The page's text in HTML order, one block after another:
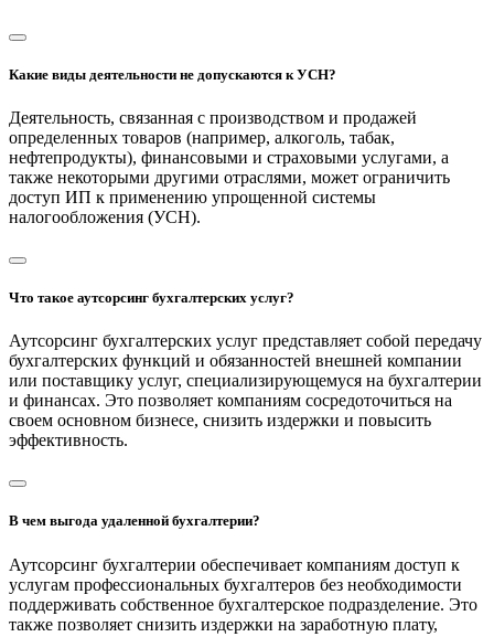
Какие виды деятельности не допускаются к УСН?
Деятельность, связанная с производством и продажей
определенных товаров (например, алкоголь, табак,
нефтепродукты), финансовыми и страховыми услугами, а
также некоторыми другими отраслями, может ограничить
доступ ИП к применению упрощенной системы
налогообложения (УСН).
Что такое аутсорсинг бухгалтерских услуг?
Аутсорсинг бухгалтерских услуг представляет собой передачу
бухгалтерских функций и обязанностей внешней компании
или поставщику услуг, специализирующемуся на бухгалтерии
и финансах. Это позволяет компаниям сосредоточиться на
своем основном бизнесе, снизить издержки и повысить
эффективность.
В чем выгода удаленной бухгалтерии?
Аутсорсинг бухгалтерии обеспечивает компаниям доступ к
услугам профессиональных бухгалтеров без необходимости
поддерживать собственное бухгалтерское подразделение. Это
также позволяет снизить издержки на заработную плату,